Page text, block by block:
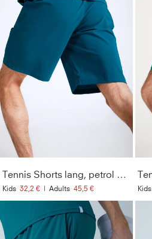
Tennis Shorts lang, petrol grün
Kids 32,2 € | Adults 45,5 € Kids